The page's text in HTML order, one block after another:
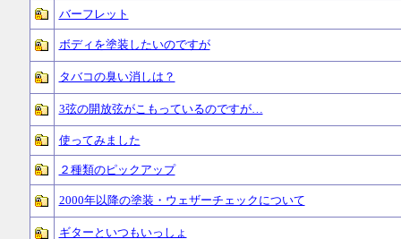
バーフレット
ボディを塗装したいのですが
タバコの臭い消しは？
3弦の開放弦がこもっているのですが…
使ってみました
２種類のピックアップ
2000年以降の塗装・ウェザーチェックについて
ギターといつもいっしょ